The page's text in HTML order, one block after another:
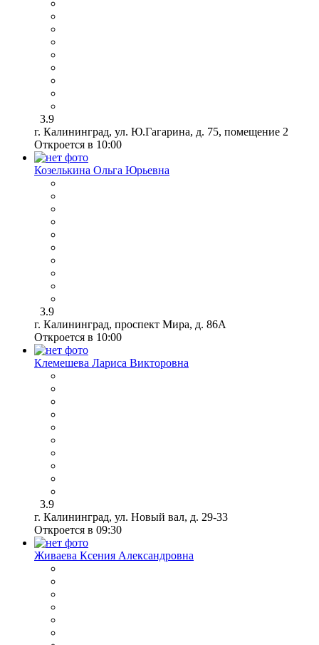
3.9
г. Калининград, ул. Ю.Гагарина, д. 75, помещение 2
Откроется в 10:00
Козелькина Ольга Юрьевна
3.9
г. Калининград, проспект Мира, д. 86А
Откроется в 10:00
Клемешева Лариса Викторовна
3.9
г. Калининград, ул. Новый вал, д. 29-33
Откроется в 09:30
Живаева Ксения Александровна